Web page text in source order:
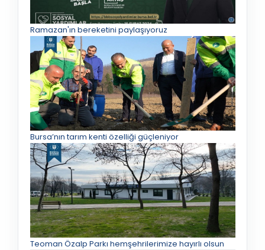
Ramazan'ın bereketini paylaşıyoruz
Bursa’nın tarım kenti özelliği güçleniyor
Teoman Özalp Parkı hemşehrilerimize hayırlı olsun